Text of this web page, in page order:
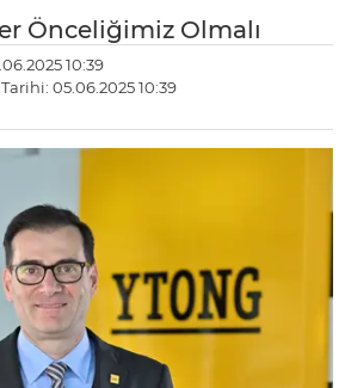
Önceliğimiz Olmalı
10:39
05.06.2025 10:39